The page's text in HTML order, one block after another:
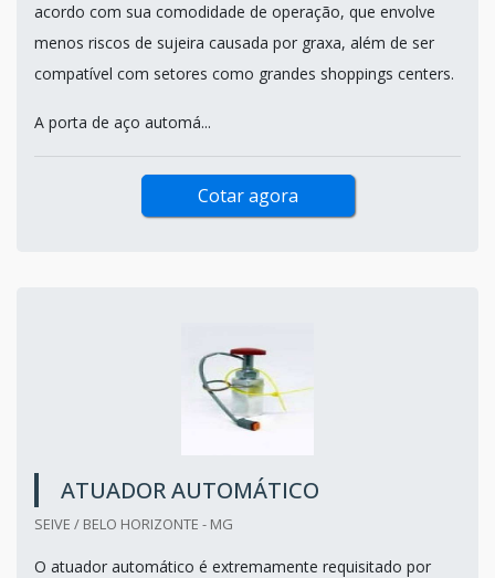
acordo com sua comodidade de operação, que envolve
menos riscos de sujeira causada por graxa, além de ser
compatível com setores como grandes shoppings centers.
A porta de aço automá...
Cotar agora
ATUADOR AUTOMÁTICO
SEIVE / BELO HORIZONTE - MG
O atuador automático é extremamente requisitado por